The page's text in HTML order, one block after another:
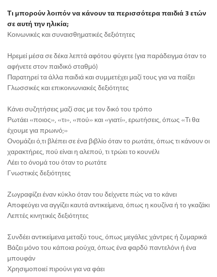
Τι μπορούν λοιπόν να κάνουν τα περισσότερα παιδιά 3 ετών
σε αυτή την ηλικία;
Κοινωνικές και συναισθηματικές δεξιότητες
Ηρεμεί μέσα σε δέκα λεπτά αφότου φύγετε (για παράδειγμα όταν το
αφήνετε στον παιδικό σταθμό)
Παρατηρεί τα άλλα παιδιά και συμμετέχει μαζί τους για να παίξει
Γλωσσικές και επικοινωνιακές δεξιότητες
Κάνει συζητήσεις μαζί σας με τον δικό του τρόπο
Ρωτάει «ποιος», «τι», «πού» και «γιατί», ερωτήσεις, όπως «Τι θα
έχουμε για πρωινό;»
Ονομάζει ό,τι βλέπει σε ένα βιβλίο όταν το ρωτάτε, όπως τι κάνουν οι
χαρακτήρες, πού είναι η αλεπού, τι τρώει το κουνέλι
Λέει το όνομά του όταν το ρωτάτε
Γνωστικές δεξιότητες
Ζωγραφίζει έναν κύκλο όταν του δείχνετε πώς να το κάνει
Αποφεύγει να αγγίζει καυτά αντικείμενα, όπως η κουζίνα ή το γκαζάκι
Λεπτές κινητικές δεξιότητες
Συνδέει αντικείμενα μεταξύ τους, όπως μεγάλες χάντρες ή ζυμαρικά
Βάζει μόνο του κάποια ρούχα, όπως ένα φαρδύ παντελόνι ή ένα
μπουφάν
Χρησιμοποιεί πιρούνι για να φάει